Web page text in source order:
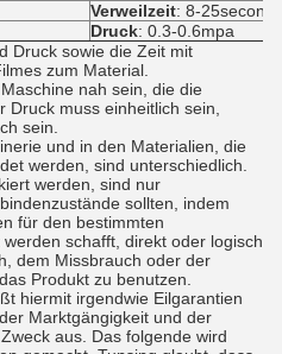
Verweilzeit: 8-25seconds
Druck: 0.3-0.6mpa
Druck sowie die Zeit mit
zum Material.
nah sein, die die
muss einheitlich sein,
sein.
und in den Materialien, die
werden, sind unterschiedlich.
werden, sind nur
sollten, indem
für den bestimmten
schafft, direkt oder logisch
dem Missbrauch oder der
Produkt zu benutzen.
hiermit irgendwie Eilgarantien
Marktgängigkeit und der
aus. Das folgende wird